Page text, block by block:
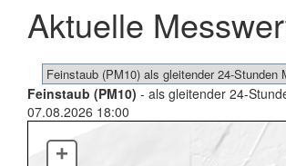
Aktuelle
Feinstaub (PM10) - als gleitender 24-
07.08.2026 18:00
+